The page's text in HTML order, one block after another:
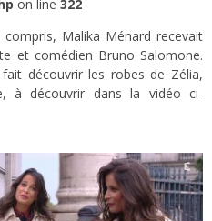
on line 322
Malika Ménard recevait
et comédien Bruno Salomone.
découvrir les robes de Zélia,
à découvrir dans la vidéo ci-